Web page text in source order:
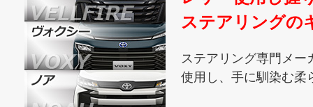
ステアリングの
ステアリング専門メー
使用し、手に馴染む柔